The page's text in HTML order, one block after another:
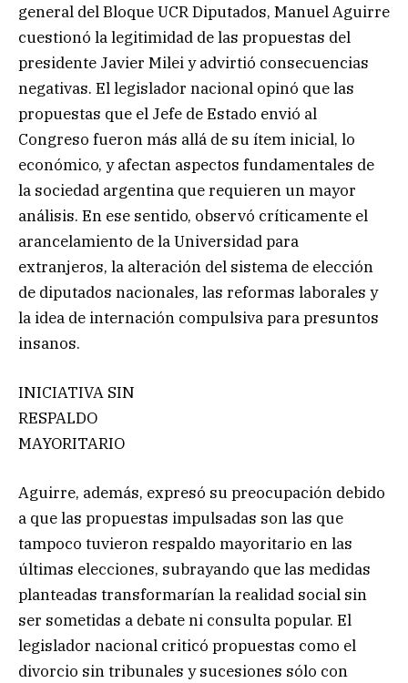
general del Bloque UCR Diputados, Manuel Aguirre
cuestionó la legitimidad de las propuestas del
presidente Javier Milei y advirtió consecuencias
negativas. El legislador nacional opinó que las
propuestas que el Jefe de Estado envió al
Congreso fueron más allá de su ítem inicial, lo
económico, y afectan aspectos fundamentales de
la sociedad argentina que requieren un mayor
análisis. En ese sentido, observó críticamente el
arancelamiento de la Universidad para
extranjeros, la alteración del sistema de elección
de diputados nacionales, las reformas laborales y
la idea de internación compulsiva para presuntos
insanos.
INICIATIVA SIN
RESPALDO
MAYORITARIO
Aguirre, además, expresó su preocupación debido
a que las propuestas impulsadas son las que
tampoco tuvieron respaldo mayoritario en las
últimas elecciones, subrayando que las medidas
planteadas transformarían la realidad social sin
ser sometidas a debate ni consulta popular. El
legislador nacional criticó propuestas como el
divorcio sin tribunales y sucesiones sólo con